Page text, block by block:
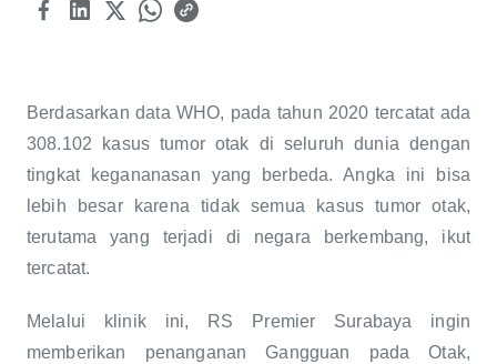
Berdasarkan data WHO, pada tahun 2020 tercatat ada
308.102 kasus tumor otak di seluruh dunia dengan
tingkat kegananasan yang berbeda. Angka ini bisa
lebih besar karena tidak semua kasus tumor otak,
terutama yang terjadi di negara berkembang, ikut
tercatat.
Melalui klinik ini, RS Premier Surabaya ingin
memberikan penanganan Gangguan pada Otak,